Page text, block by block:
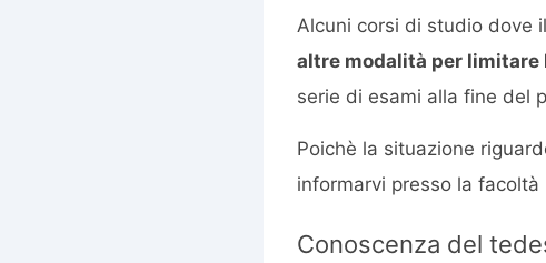
Alcuni corsi di studio dove
altre modalità per limitare
serie di esami alla fine del
Poichè la situazione
informarvi presso la
Conoscenza del